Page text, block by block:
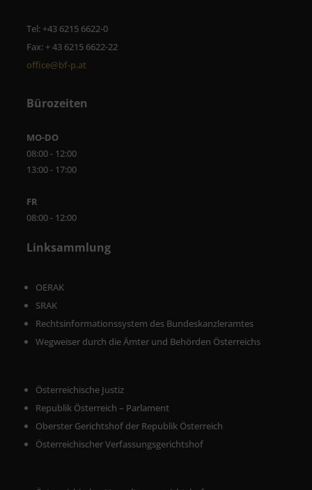
Tel: +43 6215 6622-0
Fax: + 43 6215 6622-22
office@bf-p.at
Bürozeiten
MO-DO
08:00 - 12:00
13:00 - 17:00
FR
08:00 - 12:00
Linksammlung
OERAK
SRAK
Rechtsinformationssystem des Bundeskanzleramtes
Wegweiser durch die Ämter und Behörden Österreichs
Österreichische Justiz
Republik Österreich – Parlament
Oberster Gerichtshof der Republik Österreich
Österreichischer Verfassungsgerichtshof